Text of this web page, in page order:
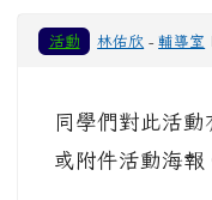
活動 林佑欣 -輔導室
同學們對此活
或附件活動海報